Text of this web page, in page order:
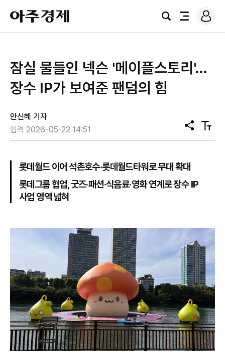
아
주
경
검
전
로
그
잠실 물들인 넥슨 '메이플스토리'…
장수 IP가 보여준 팬덤의 힘
안신혜 기자
입력 2026-05-22 14:51
공
유
텍
스
롯데월드 이어 석촌호수·롯데월드타워로 무대 확대
롯데그룹 협업, 굿즈·패션·식음료·영화 연계로 장수 IP
사업 영역 넓혀